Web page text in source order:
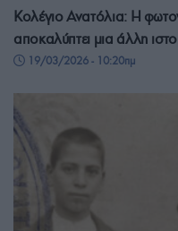
Κολέγιο Ανατόλια: Η
αποκαλύπτει μια άλλη
19/03/2026 - 10:20πμ